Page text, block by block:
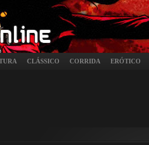
CLÁSSICO CORRIDA ERÓTICO